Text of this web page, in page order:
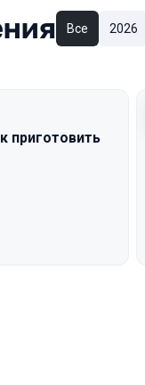
Все 2026
приготовить